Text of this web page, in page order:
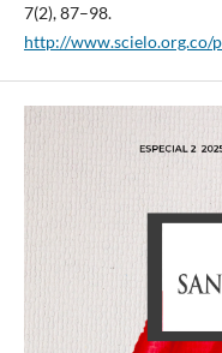
7(2), 87–98.
http://www.scielo.org.co/